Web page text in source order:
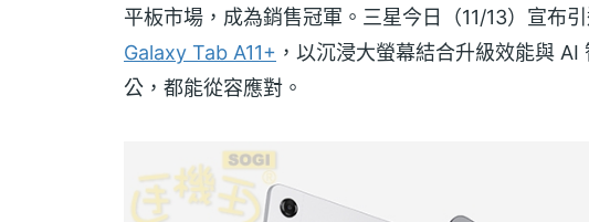
平板市場，成為銷售冠軍。三星今日（11/13）宣布
Galaxy Tab A11+ ，以沉浸大螢幕結合升級效能與
公，都能從容應對。